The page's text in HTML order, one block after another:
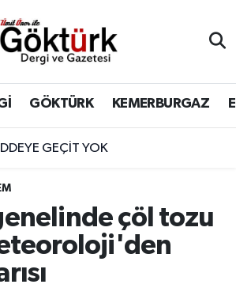
GÖKTÜRK KEMERBURGAZ
GEÇİT YOK
çöl tozu
Durumu
Yoğunluk Haritası
Durumu ve Fikstür